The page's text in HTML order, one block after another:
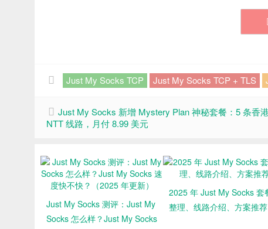
Just My Socks TCP Just My Socks TCP + TLS
Just My Socks 新增 Mystery Plan 神秘套餐：5 条香港
NTT 线路，月付 8.99 美元
Just My Socks 测评：Just My
Socks 怎么样？Just My Socks
2025 年 Just My Socks 套
整理、线路介绍、方案推荐